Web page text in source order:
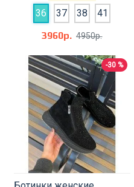
36
37 38
41
3960р. 4950р.
-30 %